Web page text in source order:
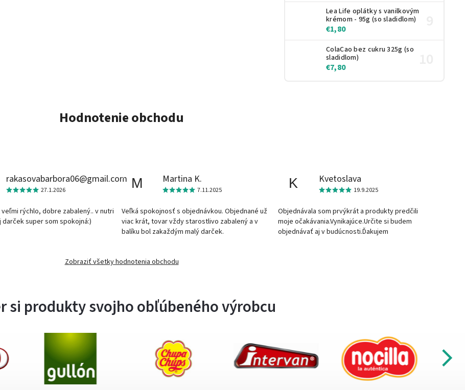
Lea Life oplátky s vanilkovým
krémom - 95g (so sladidlom)
€1,80
ColaCao bez cukru 325g (so
sladidlom)
€7,80
Hodnotenie obchodu
rakasovabarbora06@gmail.com
27.1.2026
rýchlo, dobre zabalený.. v nutri
darček super som spokojná:)
M Martina K.
7.11.2025
Veľká spokojnosť s objednávkou. Objednané už
viac krát, tovar vždy starostlivo zabalený a v
balíku bol zakaždým malý darček.
K Kvetoslava
19.9.2025
Objednávala som prvýkrát a produkty predčili
moje očakávania.Vynikajúce.Určite si budem
objednávať aj v budúcnosti.Ďakujem
Zobraziť všetky hodnotenia obchodu
si produkty svojho obľúbeného výrobcu